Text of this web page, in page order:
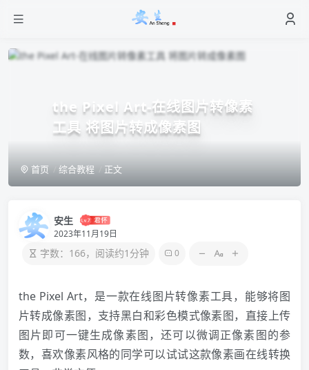
the Pixel Art-在线图片转像素
工具 将图片转成像素图
首页 综合教程 正文
安生
2023年11月19日
字数：166，阅读约1分钟 0
the Pixel Art，是一款在线图片转像素工具，能够将图
片转成像素图，支持黑白和彩色模式像素图，直接上传
图片即可一键生成像素图，还可以微调正像素图的参
数，喜欢像素风格的同学可以试试这款像素画在线转换